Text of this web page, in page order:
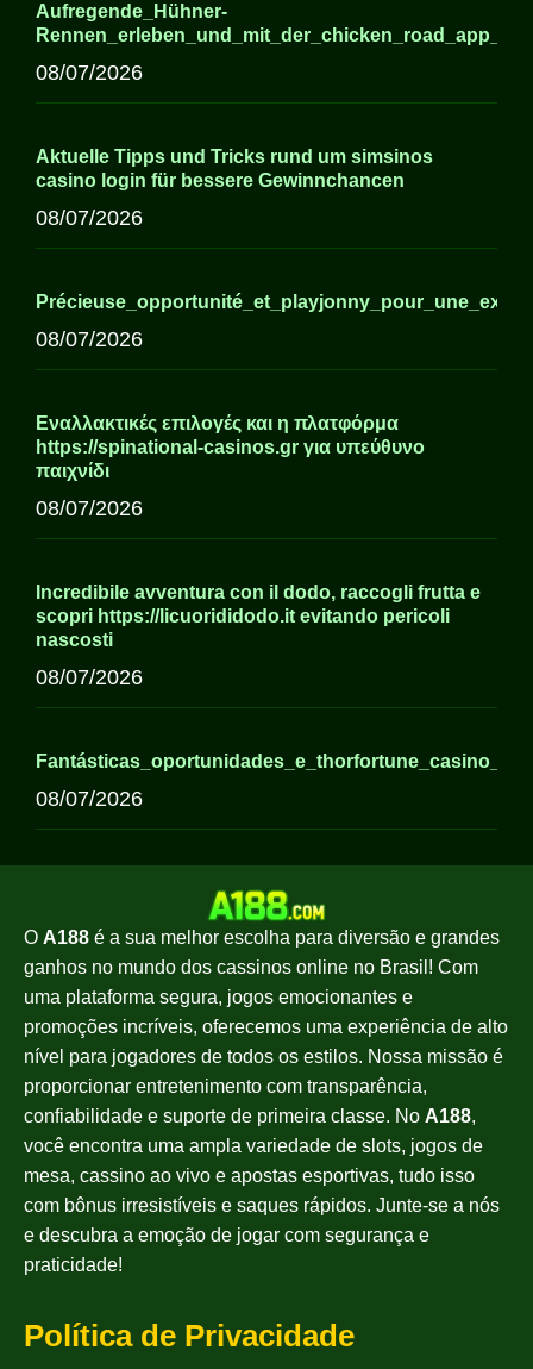
Aufregende_Hühner-
08/07/2026
Aktuelle Tipps und Tricks rund um simsinos
casino login für bessere Gewinnchancen
08/07/2026
08/07/2026
Εναλλακτικές επιλογές και η πλατφόρμα
https://spinational-casinos.gr για υπεύθυνο
παιχνίδι
08/07/2026
Incredibile avventura con il dodo, raccogli frutta e
scopri https://licuorididodo.it evitando pericoli
nascosti
08/07/2026
08/07/2026
O A188 é a sua melhor escolha para diversão e grandes
ganhos no mundo dos cassinos online no Brasil! Com
uma plataforma segura, jogos emocionantes e
promoções incríveis, oferecemos uma experiência de alto
nível para jogadores de todos os estilos. Nossa missão é
proporcionar entretenimento com transparência,
confiabilidade e suporte de primeira classe. No A188,
você encontra uma ampla variedade de slots, jogos de
mesa, cassino ao vivo e apostas esportivas, tudo isso
com bônus irresistíveis e saques rápidos. Junte-se a nós
e descubra a emoção de jogar com segurança e
praticidade!
Política de Privacidade